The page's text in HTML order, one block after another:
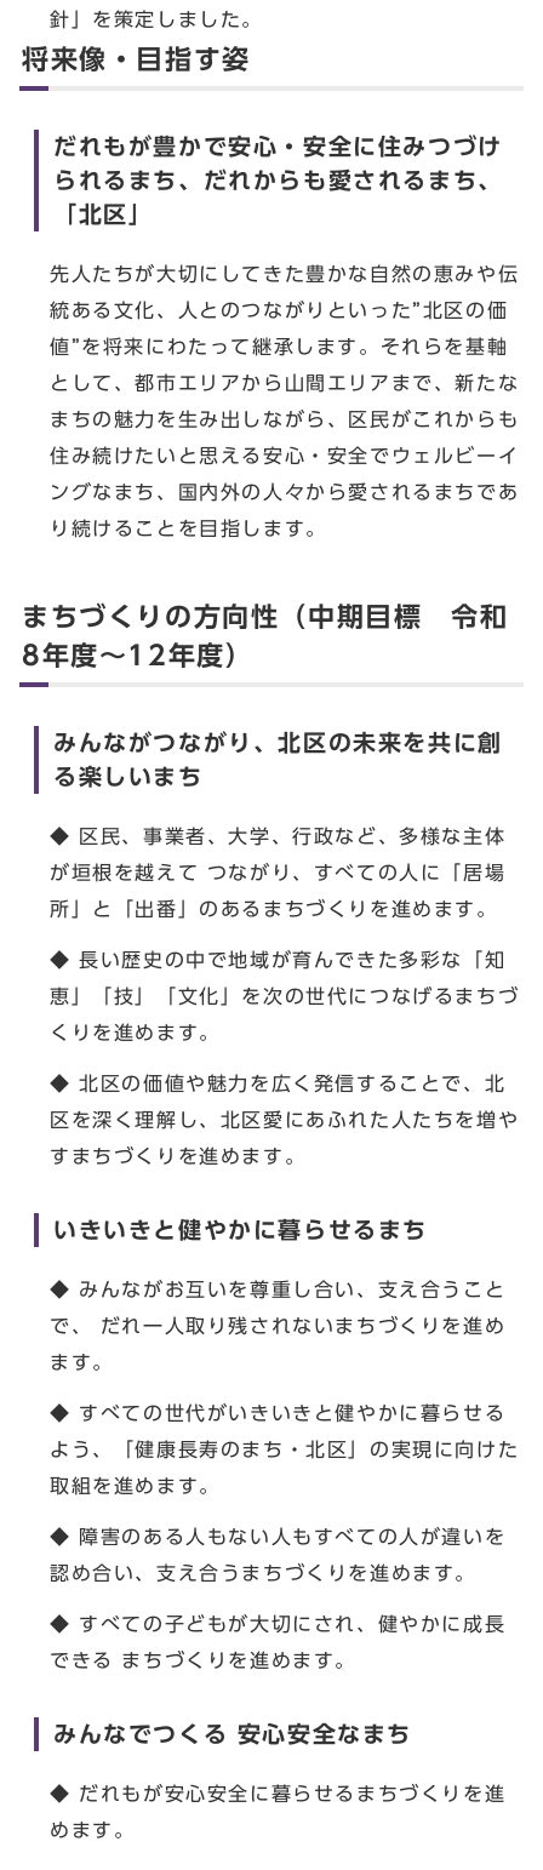
針」を策定しました。
将来像・目指す姿
だれもが豊かで安心・安全に住みつづけ
られるまち、だれからも愛されるまち、
「北区」
先人たちが大切にしてきた豊かな自然の恵みや伝
統ある文化、人とのつながりといった”北区の価
値”を将来にわたって継承します。それらを基軸
として、都市エリアから山間エリアまで、新たな
まちの魅力を生み出しながら、区民がこれからも
住み続けたいと思える安心・安全でウェルビーイ
ングなまち、国内外の人々から愛されるまちであ
り続けることを目指します。
まちづくりの方向性（中期目標 令和
8年度～12年度）
みんながつながり、北区の未来を共に創
る楽しいまち
◆ 区民、事業者、大学、行政など、多様な主体
が垣根を越えて つながり、すべての人に「居場
所」と「出番」のあるまちづくりを進めます。
◆ 長い歴史の中で地域が育んできた多彩な「知
恵」「技」「文化」を次の世代につなげるまちづ
くりを進めます。
◆ 北区の価値や魅力を広く発信することで、北
区を深く理解し、北区愛にあふれた人たちを増や
すまちづくりを進めます。
いきいきと健やかに暮らせるまち
◆ みんながお互いを尊重し合い、支え合うこと
で、 だれ一人取り残されないまちづくりを進め
ます。
◆ すべての世代がいきいきと健やかに暮らせる
よう、「健康長寿のまち・北区」の実現に向けた
取組を進めます。
◆ 障害のある人もない人もすべての人が違いを
認め合い、支え合うまちづくりを進めます。
◆ すべての子どもが大切にされ、健やかに成長
できる まちづくりを進めます。
みんなでつくる 安心安全なまち
◆ だれもが安心安全に暮らせるまちづくりを進
めます。